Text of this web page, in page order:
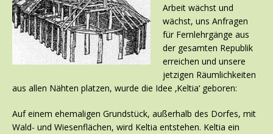
Arbeit wächst und
wächst, uns Anfragen
für Fernlehrgänge aus
der gesamten Republik
erreichen und unsere
jetzigen Räumlichkeiten
aus allen Nähten platzen, wurde die Idee ‚Keltia‘ geboren:
Auf einem ehemaligen Grundstück, außerhalb des Dorfes, mit
Wald- und Wiesenflächen, wird Keltia entstehen. Keltia ein